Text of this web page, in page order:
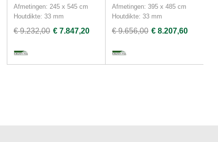
Afmetingen: 245 x 545 cm
Houtdikte: 33 mm
€ 9.232,00 € 7.847,20
Afmetingen: 395 x 485 cm
Houtdikte: 33 mm
€ 9.656,00 € 8.207,60